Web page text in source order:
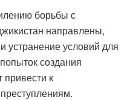
борьбы с
направлены,
устранение условий для
создания
привести к